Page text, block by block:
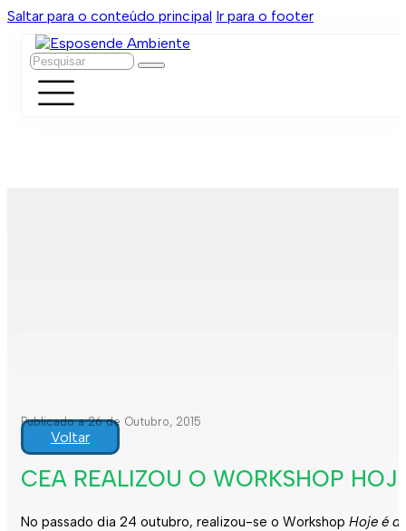
Saltar para o conteúdo principal Ir para o footer
Pesquisar
Publicado a 26 de Outubro, 2015
Voltar
CEA REALIZOU O WORKSHOP
No passado dia 24 outubro, realizou-se o Workshop Hoje é